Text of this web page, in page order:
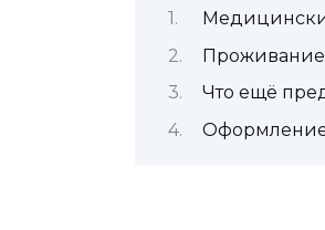
Проживание
Что ещё
Оформление